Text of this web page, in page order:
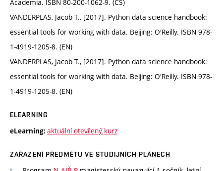
Academia. ISBN 80-200-1062-9. (CS)
VANDERPLAS, Jacob T., [2017]. Python data science handbook:
essential tools for working with data. Beijing: O'Reilly. ISBN 978-
1-4919-1205-8. (EN)
VANDERPLAS, Jacob T., [2017]. Python data science handbook:
essential tools for working with data. Beijing: O'Reilly. ISBN 978-
1-4919-1205-8. (EN)
ELEARNING
eLearning: aktuální otevřený kurz
ZAŘAZENÍ PŘEDMĚTU VE STUDIJNÍCH PLÁNECH